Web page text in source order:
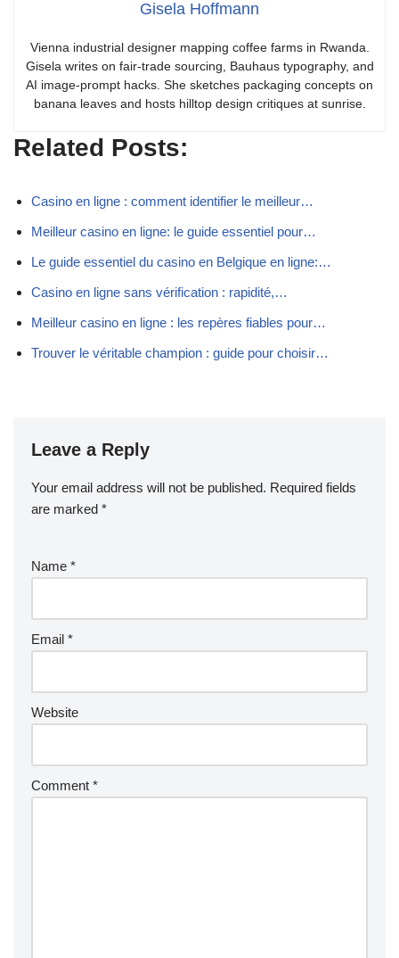
Gisela Hoffmann
Vienna industrial designer mapping coffee farms in Rwanda.
Gisela writes on fair-trade sourcing, Bauhaus typography, and
AI image-prompt hacks. She sketches packaging concepts on
banana leaves and hosts hilltop design critiques at sunrise.
Related Posts:
Casino en ligne : comment identifier le meilleur…
Meilleur casino en ligne: le guide essentiel pour…
Le guide essentiel du casino en Belgique en ligne:…
Casino en ligne sans vérification : rapidité,…
Meilleur casino en ligne : les repères fiables pour…
Trouver le véritable champion : guide pour choisir…
Leave a Reply
Your email address will not be published. Required fields
are marked *
Name *
Email *
Website
Comment *